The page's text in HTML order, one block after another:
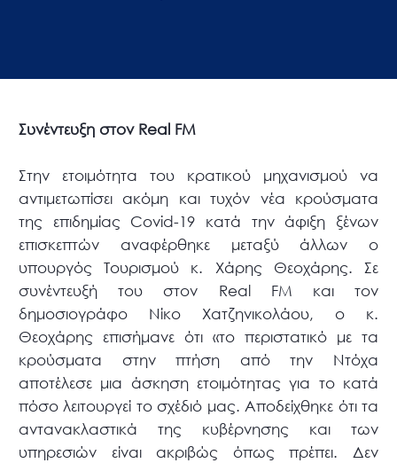
Συνέντευξη στον Real FM
Στην ετοιμότητα του κρατικού μηχανισμού να
αντιμετωπίσει ακόμη και τυχόν νέα κρούσματα
της επιδημίας Covid-19 κατά την άφιξη ξένων
επισκεπτών αναφέρθηκε μεταξύ άλλων ο
υπουργός Τουρισμού κ. Χάρης Θεοχάρης. Σε
συνέντευξή του στον Real FM και τον
δημοσιογράφο Νίκο Χατζηνικολάου, ο κ.
Θεοχάρης επισήμανε ότι «το περιστατικό με τα
κρούσματα στην πτήση από την Ντόχα
αποτέλεσε μια άσκηση ετοιμότητας για το κατά
πόσο λειτουργεί το σχέδιό μας. Αποδείχθηκε ότι τα
αντανακλαστικά της κυβέρνησης και των
υπηρεσιών είναι ακριβώς όπως πρέπει. Δεν